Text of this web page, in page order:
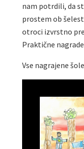
nam potrdili, da
prostem ob
otroci izvrstno
Praktične
Vse nagrajene